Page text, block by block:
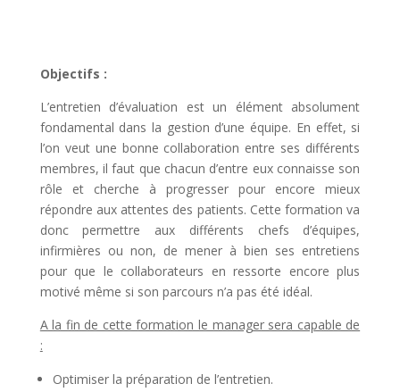
Objectifs :
L’entretien d’évaluation est un élément absolument
fondamental dans la gestion d’une équipe. En effet, si
l’on veut une bonne collaboration entre ses différents
membres, il faut que chacun d’entre eux connaisse son
rôle et cherche à progresser pour encore mieux
répondre aux attentes des patients. Cette formation va
donc permettre aux différents chefs d’équipes,
infirmières ou non, de mener à bien ses entretiens
pour que le collaborateurs en ressorte encore plus
motivé même si son parcours n’a pas été idéal.
A la fin de cette formation le manager sera capable de
:
Optimiser la préparation de l’entretien.